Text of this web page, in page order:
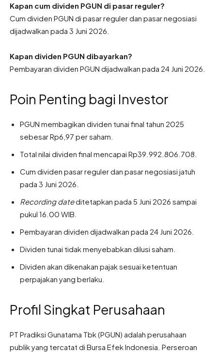
Kapan cum dividen PGUN di pasar reguler?
Cum dividen PGUN di pasar reguler dan pasar negosiasi
dijadwalkan pada 3 Juni 2026.
Kapan dividen PGUN dibayarkan?
Pembayaran dividen PGUN dijadwalkan pada 24 Juni 2026.
Poin Penting bagi Investor
PGUN membagikan dividen tunai final tahun 2025
sebesar Rp6,97 per saham.
Total nilai dividen final mencapai Rp39.992.806.708.
Cum dividen pasar reguler dan pasar negosiasi jatuh
pada 3 Juni 2026.
Recording dateditetapkan pada 5 Juni 2026 sampai
pukul 16.00 WIB.
Pembayaran dividen dijadwalkan pada 24 Juni 2026.
Dividen tunai tidak menyebabkan dilusi saham.
Dividen akan dikenakan pajak sesuai ketentuan
perpajakan yang berlaku.
Profil Singkat Perusahaan
PT Pradiksi Gunatama Tbk (PGUN) adalah perusahaan
publik yang tercatat di Bursa Efek Indonesia. Perseroan